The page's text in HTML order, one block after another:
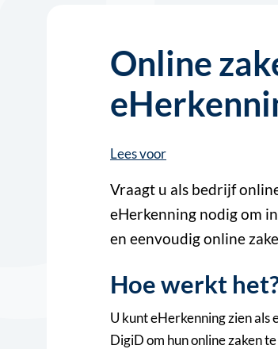
Online
Lees voor
Vraagt u als bedrijf
eHerkenning nodig om
en eenvoudig online
Hoe werkt
U kunt eHerkenning zien
DigiD om hun online zaken